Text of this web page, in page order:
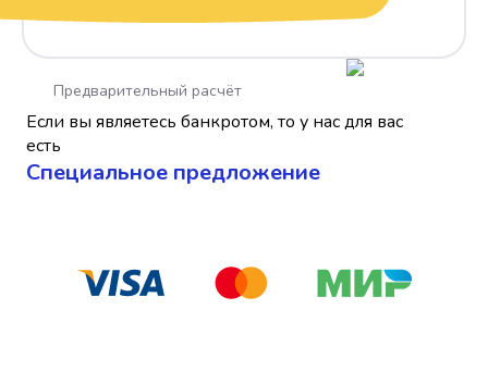
Если вы являетесь банкротом, то у нас для вас
есть
Cпециальное предложение
Предварительный расчёт